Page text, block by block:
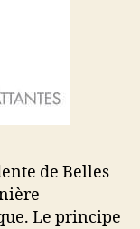
de Belles
Le principe